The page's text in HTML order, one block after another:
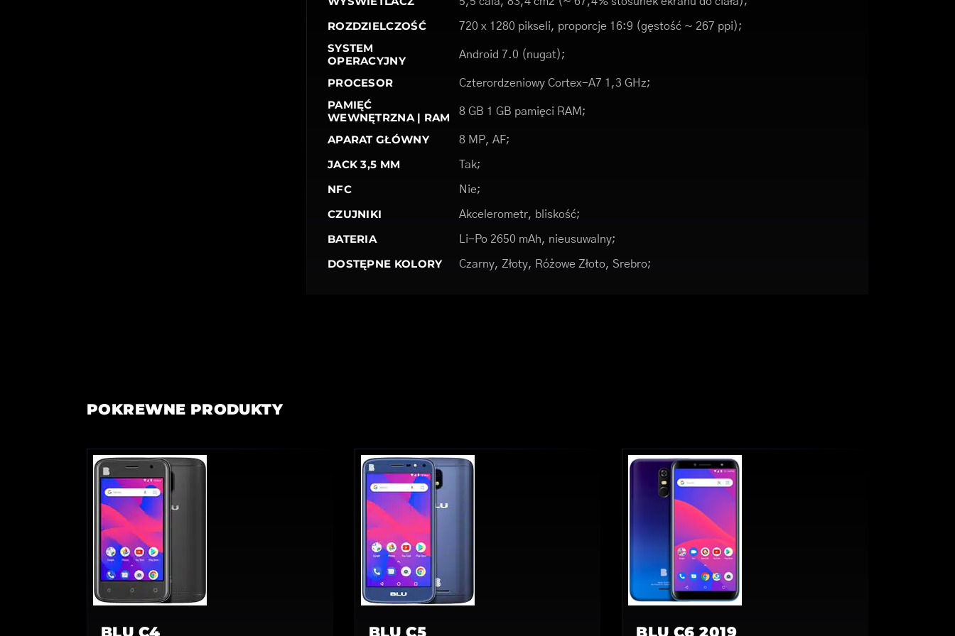
ROZDZIELCZOŚĆ 720 x 1280 pikseli, proporcje 16:9 (gęstość ~ 267 ppi);
SYSTEM
OPERACYJNY
Android 7.0 (nugat);
PROCESOR Czterordzeniowy Cortex-A7 1,3 GHz;
PAMIĘĆ
WEWNĘTRZNA | RAM
8 GB 1 GB pamięci RAM;
APARAT GŁÓWNY 8 MP, AF;
JACK 3,5 MM Tak;
NFC Nie;
CZUJNIKI Akcelerometr, bliskość;
BATERIA Li-Po 2650 mAh, nieusuwalny;
DOSTĘPNE KOLORY Czarny, Złoty, Różowe Złoto, Srebro;
POKREWNE PRODUKTY
BLU C4 BLU C5 BLU C6 2019